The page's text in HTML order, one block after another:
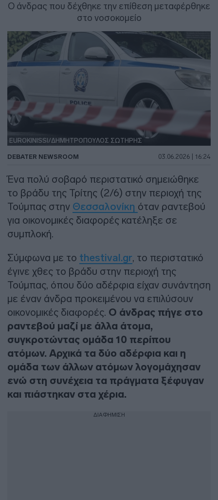
Ο άνδρας που δέχθηκε την επίθεση μεταφέρθηκε
στο νοσοκομείο
EUROKINISSI/ΔΗΜΗΤΡΟΠΟΥΛΟΣ ΣΩΤΗΡΗΣ
DEBATER NEWSROOM 03.06.2026 | 16:24
Ένα πολύ σοβαρό περιστατικό σημειώθηκε
το βράδυ της Τρίτης (2/6) στην περιοχή της
Τούμπας στην Θεσσαλονίκη όταν ραντεβού
για οικονομικές διαφορές κατέληξε σε
συμπλοκή.
Σύμφωνα με το thestival.gr, το περιστατικό
έγινε χθες το βράδυ στην περιοχή της
Τούμπας, όπου δύο αδέρφια είχαν συνάντηση
με έναν άνδρα προκειμένου να επιλύσουν
οικονομικές διαφορές. Ο άνδρας πήγε στο
ραντεβού μαζί με άλλα άτομα,
συγκροτώντας ομάδα 10 περίπου
ατόμων. Αρχικά τα δύο αδέρφια και η
ομάδα των άλλων ατόμων λογομάχησαν
ενώ στη συνέχεια τα πράγματα ξέφυγαν
και πιάστηκαν στα χέρια.
ΔΙΑΦΗΜΙΣΗ